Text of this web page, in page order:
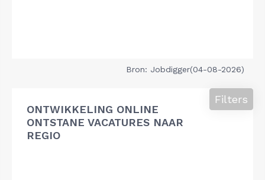
Bron: Jobdigger(04-08-2026)
ONTWIKKELING ONLINE
ONTSTANE VACATURES NAAR
REGIO
Filters